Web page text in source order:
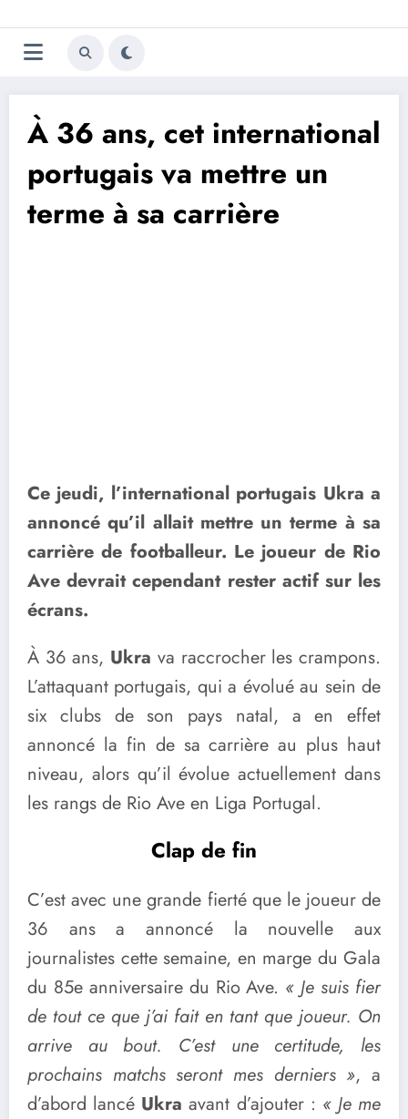
au
contenu
Trivela
L'actualité du football
À 36 ans, cet international
portugais va mettre un
terme à sa carrière
Ce jeudi, l’international portugais Ukra a
annoncé qu’il allait mettre un terme à sa
carrière de footballeur. Le joueur de Rio
Ave devrait cependant rester actif sur les
écrans.
À 36 ans, Ukra va raccrocher les crampons.
L’attaquant portugais, qui a évolué au sein de
six clubs de son pays natal, a en effet
annoncé la fin de sa carrière au plus haut
niveau, alors qu’il évolue actuellement dans
les rangs de Rio Ave en Liga Portugal.
Clap de fin
C’est avec une grande fierté que le joueur de
36 ans a annoncé la nouvelle aux
journalistes cette semaine, en marge du Gala
du 85e anniversaire du Rio Ave. « Je suis fier
de tout ce que j’ai fait en tant que joueur. On
arrive au bout. C’est une certitude, les
prochains matchs seront mes derniers », a
d’abord lancé Ukra avant d’ajouter : « Je me